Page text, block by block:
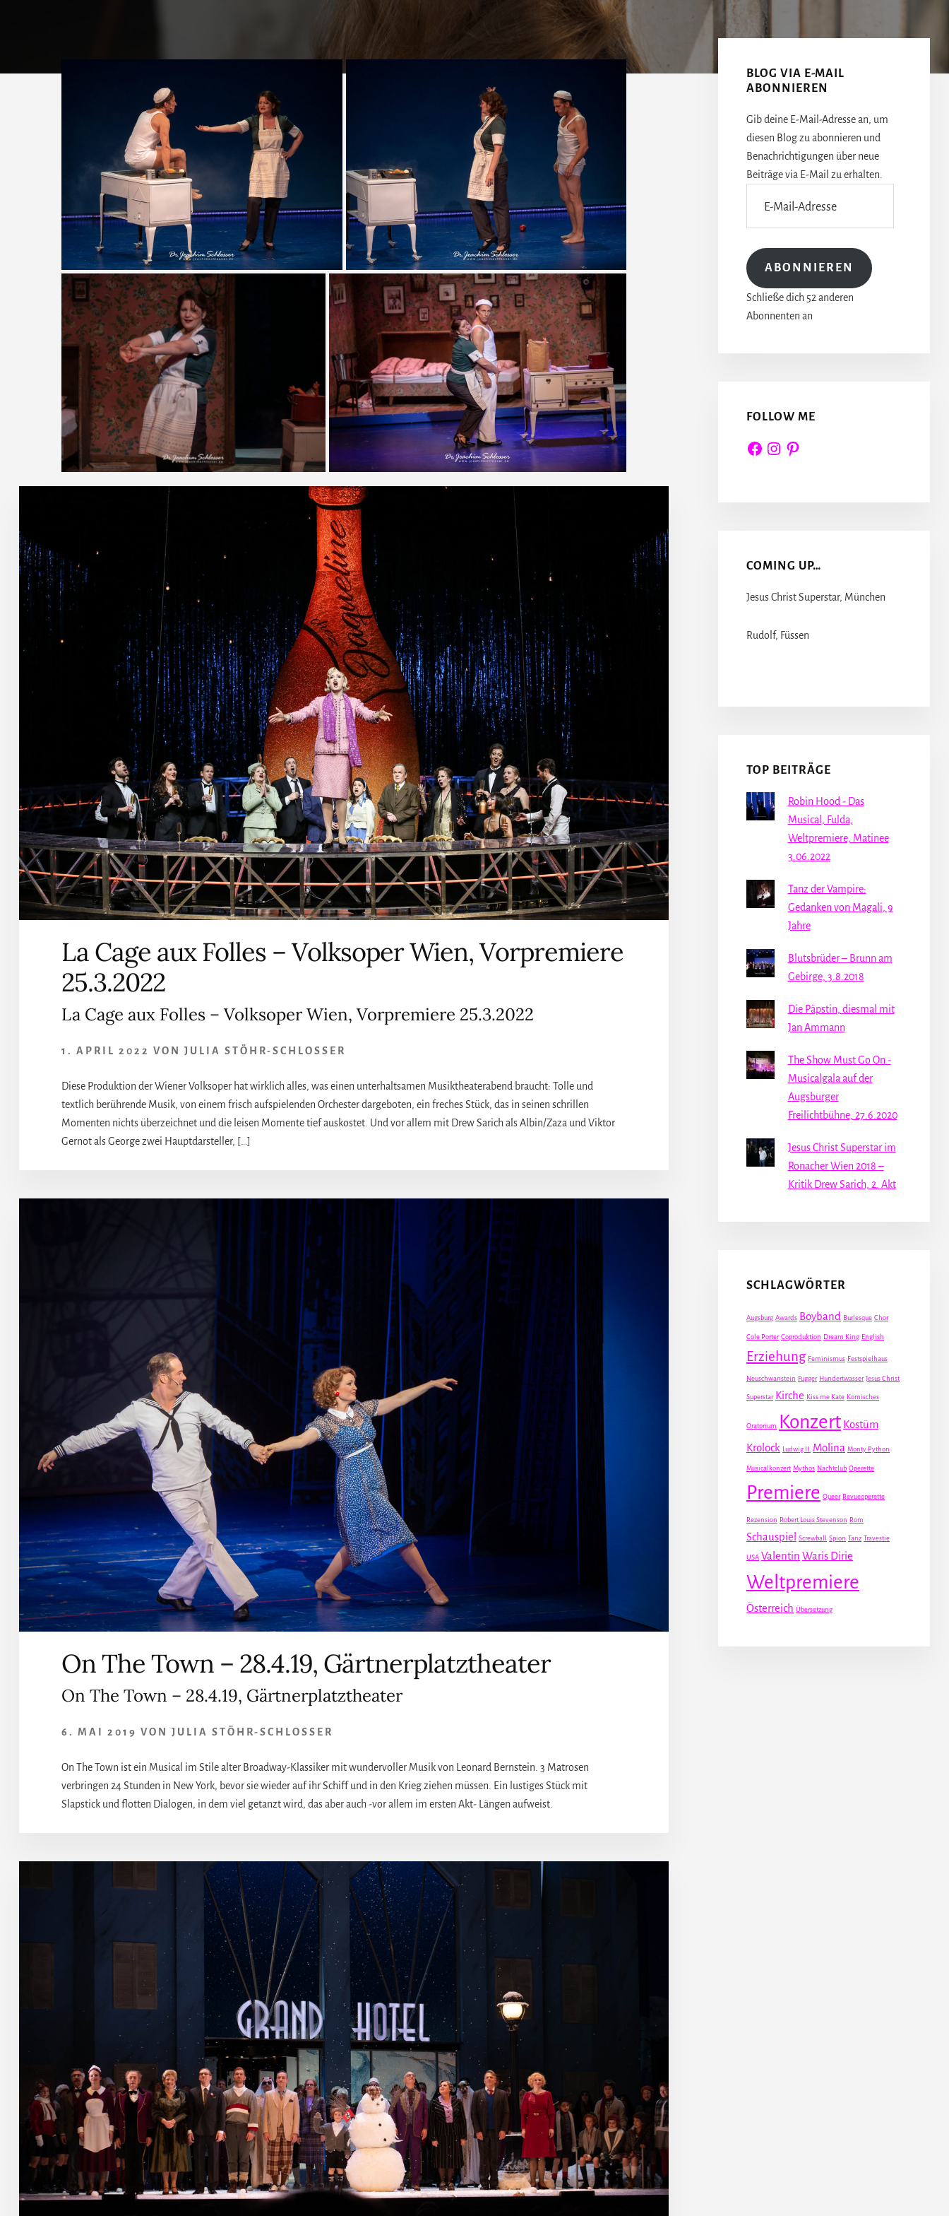
La Cage aux Folles – Volksoper Wien, Vorpremiere
25.3.2022
La Cage aux Folles – Volksoper Wien, Vorpremiere 25.3.2022
1. APRIL 2022 VON JULIA STÖHR-SCHLOSSER
Diese Produktion der Wiener Volksoper hat wirklich alles, was einen unterhaltsamen Musiktheaterabend braucht: Tolle und
textlich berührende Musik, von einem frisch aufspielenden Orchester dargeboten, ein freches Stück, das in seinen schrillen
Momenten nichts überzeichnet und die leisen Momente tief auskostet. Und vor allem mit Drew Sarich als Albin/Zaza und Viktor
Gernot als George zwei Hauptdarsteller, […]
On The Town – 28.4.19, Gärtnerplatztheater
On The Town – 28.4.19, Gärtnerplatztheater
6. MAI 2019 VON JULIA STÖHR-SCHLOSSER
On The Town ist ein Musical im Stile alter Broadway-Klassiker mit wundervoller Musik von Leonard Bernstein. 3 Matrosen
verbringen 24 Stunden in New York, bevor sie wieder auf ihr Schiff und in den Krieg ziehen müssen. Ein lustiges Stück mit
Slapstick und flotten Dialogen, in dem viel getanzt wird, das aber auch -vor allem im ersten Akt- Längen aufweist.
BLOG VIA E-MAIL
ABONNIEREN
Gib deine E-Mail-Adresse an, um
diesen Blog zu abonnieren und
Benachrichtigungen über neue
Beiträge via E-Mail zu erhalten.
Mail-
Adresse
ABONNIEREN
Schließe dich 52 anderen
Abonnenten an
FOLLOW ME
FacebookInstagram
Pinterest
COMING UP…
Jesus Christ Superstar, München
Rudolf, Füssen
TOP BEITRÄGE
Robin Hood - Das
Musical, Fulda,
Weltpremiere, Matinee
3.06.2022
Tanz der Vampire:
Gedanken von Magali, 9
Jahre
Blutsbrüder – Brunn am
Gebirge, 3.8.2018
Die Päpstin, diesmal mit
Jan Ammann
The Show Must Go On -
Musicalgala auf der
Augsburger
Freilichtbühne, 27.6.2020
Jesus Christ Superstar im
Ronacher Wien 2018 –
Kritik Drew Sarich, 2. Akt
SCHLAGWÖRTER
Augsburg Awards Boyband Burlesque Chor
Cole Porter Coproduktion Dream King English
Erziehung Feminismus Festspielhaus
Neuschwanstein Fugger Hundertwasser Jesus Christ
Superstar Kirche Kiss me Kate Komisches
Oratorium Konzert Kostüm
Krolock Ludwig II. Molina Monty Python
Musicalkonzert Mythos Nachtclub Operette
Premiere Queer Revueoperette
Rezension Robert Louis Stevenson Rom
Schauspiel Screwball Spion Tanz Travestie
USA Valentin Waris Dirie
Weltpremiere
Österreich Übersetzung